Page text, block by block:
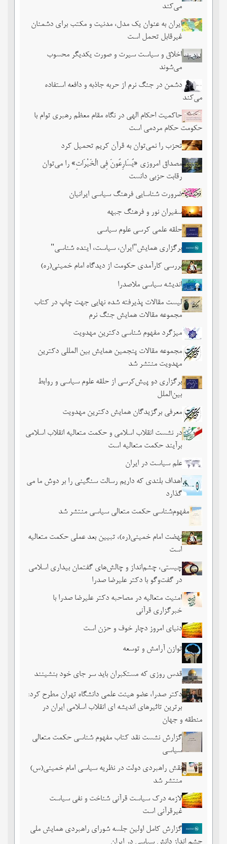
می‌کند
ایران به عنوان یک مدل، مدنیت و مکتب برای دشمنان
غیرقابل تحمل است
اخلاق و سیاست سیرت و صورت یکدیگر محسوب
می‌شوند
دشمن در جنگ نرم از حربه جاذبه و دافعه استفاده
می‌کند
حاکمیت احکام الهی در نگاه مقام معظم رهبری توام با
حکومت حکام مردمی است
تحزب را نمی‌توان به قرآن کریم تحمیل کرد
مصداق امروزی «یُسَارِعُونَ فِی الْخَیْرَاتِ» را می‌توان
رقابت حزبی دانست
ضرورت شناسایی فرهنگ سیاسی ایرانیان
سفیران نور و فرهنگ جبهه
حلقه علمی کرسی علوم سیاسی
برگزاری همایش"ایران، سیاست، آینده شناسی"
بررسی کارآمدی حکومت از دیدگاه امام خمینی(ره)
اندیشه سیاسی ملاصدرا
لیست مقالات پذیرفته شده نهایی جهت چاپ در کتاب
مجموعه مقالات همایش جنگ نرم
میزگرد مفهوم شناسی دکترین مهدویت
مجموعه مقالات پنجمین همایش بین المللی دکترین
مهدویت منتشر شد
برگزاری دو پیش‌کرسی از حلقه علوم سیاسی و روابط
بین‌الملل
معرفی برگزیدگان همایش دکترین مهدویت
در نشست انقلاب اسلامی و حکمت متعالیه انقلاب اسلامی
برآیند حکمت متعالیه است
علم سیاست در ایران
اهداف بلندی که داریم رسالت سنگینی را بر دوش ما می
گذارد
مفهوم‌شناسی حکمت متعالی سیاسی منتشر شد
نهضت امام خمینی(ره)، تبیین بعد عملی حکمت متعالیه
است
چیستی، چشم‌انداز و چالش‌های گفتمان بیداری اسلامی
در گفت‌وگو با دکتر علیرضا صدرا
امنیت متعالیه در مصاحبه دکتر علیرضا صدرا با
خبرگزاری قرآنی
دنیای امروز دچار خوف و حزن است
توازن آرامش و توسعه
قدس روزی که مستکبران باید سر جای خود بنشینند
دکتر صدرا، عضو هیئت علمی دانشگاه تهران مطرح کرد:
برترین تاثیرهای اندیشه ای انقلاب اسلامی ایران در
منطقه و جهان
گزارش نشست نقد کتاب مفهوم شناسی حکمت متعالی
سیاسی
نقش راهبردی دولت در نظریه سیاسی امام خمینی(س)
منتشر شد
لازمه درک سیاست قرآنی شناخت و نفی سیاست
غیرقرآنی است
گزارش کامل اولین جلسه شورای راهبردی همایش ملی
چشم ‏انداز دانش سیاسی در ایران